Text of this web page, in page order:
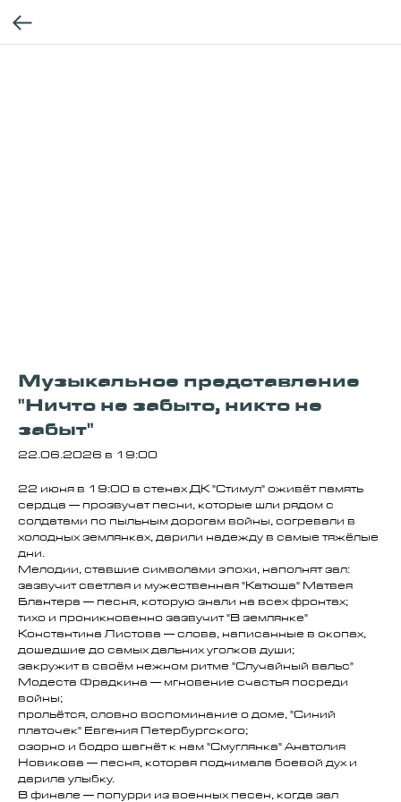
Музыкальное представление
"Ничто не забыто, никто не
забыт"
22.06.2026 в 19:00
22 июня в 19:00 в стенах ДК "Стимул" оживёт память
сердца — прозвучат песни, которые шли рядом с
солдатами по пыльным дорогам войны, согревали в
холодных землянках, дарили надежду в самые тяжёлые
дни.
Мелодии, ставшие символами эпохи, наполнят зал:
зазвучит светлая и мужественная "Катюша" Матвея
Блантера — песня, которую знали на всех фронтах;
тихо и проникновенно зазвучит "В землянке"
Константина Листова — слова, написанные в окопах,
дошедшие до самых дальних уголков души;
закружит в своём нежном ритме "Случайный вальс"
Модеста Фрадкина — мгновение счастья посреди
войны;
прольётся, словно воспоминание о доме, "Синий
платочек" Евгения Петербургского;
озорно и бодро шагнёт к нам "Смуглянка" Анатолия
Новикова — песня, которая поднимала боевой дух и
дарила улыбку.
В финале — попурри из военных песен, когда зал